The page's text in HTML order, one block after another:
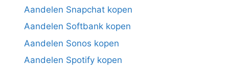
Aandelen Snapchat kopen
Aandelen Softbank kopen
Aandelen Sonos kopen
Aandelen Spotify kopen